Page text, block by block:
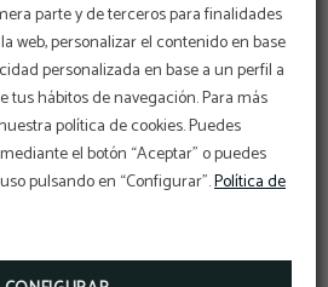
parte y de terceros para finalidades
web, personalizar el contenido en base
personalizada en base a un perfil a
tus hábitos de navegación. Para más
política de cookies. Puedes
el botón “Aceptar” o puedes
pulsando en “Configurar”.Política de